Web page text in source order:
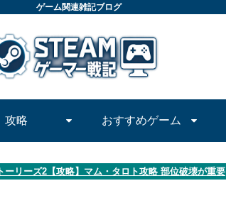
ゲーム関連雑記ブログ
攻略 おすすめゲーム
ーリーズ2【攻略】マム・タロト攻略 部位破壊が重要